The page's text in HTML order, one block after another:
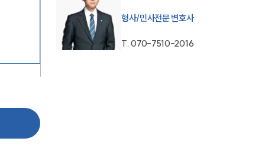
형사/민사전문 변호사
T.070-7510-2016